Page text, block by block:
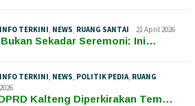
INFO TERKINI, NEWS, RUANG SANTAI 21 April 2026
Sekadar Seremoni: Ini…
INFO TERKINI, NEWS, POLITIK PEDIA, RUANG
Kalteng Diperkirakan Tem…